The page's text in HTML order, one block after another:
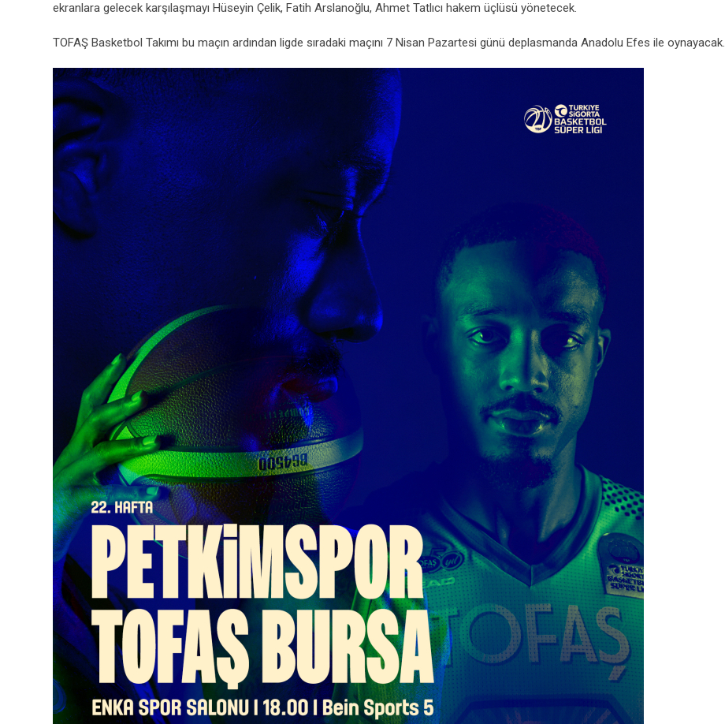
ekranlara gelecek karşılaşmayı Hüseyin Çelik, Fatih Arslanoğlu, Ahmet Tatlıcı hakem üçlüsü yönetecek.
TOFAŞ Basketbol Takımı bu maçın ardından ligde sıradaki maçını 7 Nisan Pazartesi günü deplasmanda Anadolu Efes ile oynayacak.